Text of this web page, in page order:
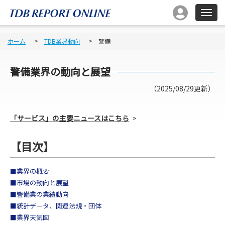
ホーム TDB業界動向 警備
警備業界の動向と展望
（2025/08/29更新）
「サービス」の主要ニュースはこちら
【目次】
■業界の概要
■市場の動向と展望
■警備業の業績動向
■統計データ、関連法規・団体
■業界天気図